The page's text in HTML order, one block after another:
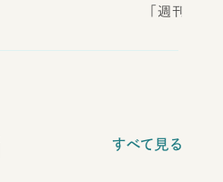
「週刊新潮
すべて見る